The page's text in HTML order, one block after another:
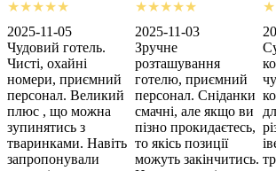
2025-11-05
Чудовий готель.
Чисті, охайні
номери, приємний
персонал. Великий
плюс , що можна
зупинятись з
тваринками. Навіть
запропонували
2025-11-03
Зручне
розташування
готелю, приємний
персонал. Сніданки
смачні, але якщо ви
пізно прокидаєтесь,
то якісь позиції
можуть закінчитись.